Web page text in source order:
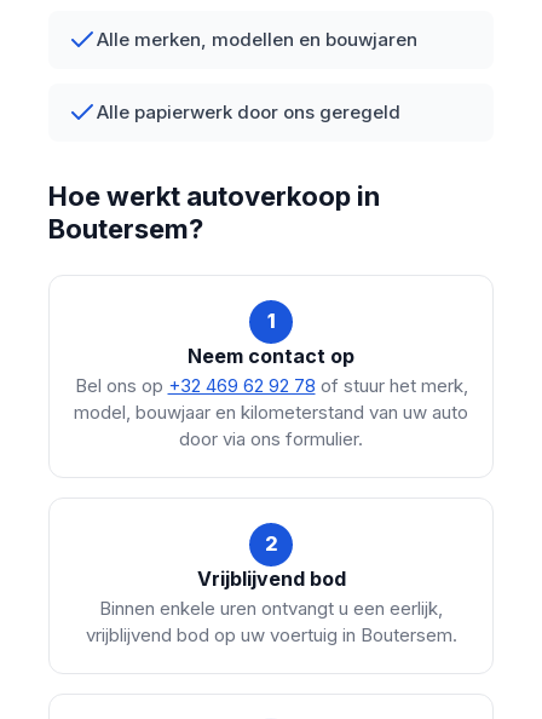
Alle merken, modellen en bouwjaren
Alle papierwerk door ons geregeld
Hoe werkt autoverkoop in
Boutersem?
1
Neem contact op
Bel ons op +32 469 62 92 78 of stuur het merk,
model, bouwjaar en kilometerstand van uw auto
door via ons formulier.
2
Vrijblijvend bod
Binnen enkele uren ontvangt u een eerlijk,
vrijblijvend bod op uw voertuig in Boutersem.